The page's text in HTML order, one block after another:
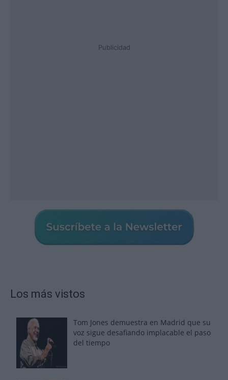
Publicidad
Los más vistos
Tom Jones demuestra en Madrid que su
voz sigue desafiando implacable el paso
del tiempo